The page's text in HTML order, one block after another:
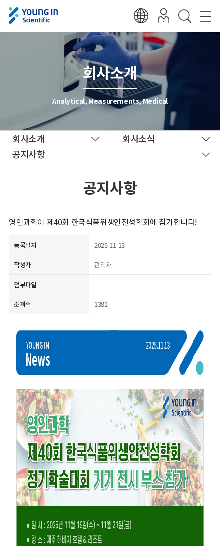
회사소개
Analytical, Measurements, Medical
회사소개
회사소식
공지사항
공지사항
영인과학이 제40회 한국식품위생안전성학회에 참가합니다!
등록일자 2025-11-13
작성자 관리자
첨부파일
조회수 1381